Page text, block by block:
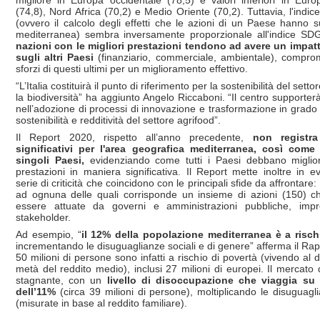
(74,8), Nord Africa (70,2) e Medio Oriente (70,2). Tuttavia,
(ovvero il calcolo degli effetti che le azioni di un Paese hanno
mediterranea) sembra inversamente proporzionale all'indice
nazioni con le migliori prestazioni tendono ad avere un
sugli altri Paesi (finanziario, commerciale, ambientale),
sforzi di questi ultimi per un miglioramento effettivo.
“L’Italia costituirà il punto di riferimento per la sostenibilità del
la biodiversità” ha aggiunto Angelo Riccaboni. “Il centro
nell’adozione di processi di innovazione e trasformazione in
sostenibilità e redditività del settore agrifood”.
Il Report 2020, rispetto all’anno precedente, non
significativi per l'area geografica mediterranea, così
singoli Paesi, evidenziando come tutti i Paesi debbano
prestazioni in maniera significativa. Il Report mette inoltre in
serie di criticità che coincidono con le principali sfide da affrontare:
ad ognuna delle quali corrisponde un insieme di azioni (150)
essere attuate da governi e amministrazioni pubbliche,
stakeholder.
Ad esempio, “il 12% della popolazione mediterranea è a
incrementando le disuguaglianze sociali e di genere” afferma il
50 milioni di persone sono infatti a rischio di povertà (vivendo al
metà del reddito medio), inclusi 27 milioni di europei. Il mercato
stagnante, con un livello di disoccupazione che viaggia su
dell’11% (circa 39 milioni di persone), moltiplicando le
(misurate in base al reddito familiare).